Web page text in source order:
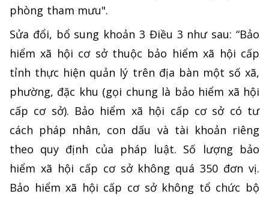
phòng tham mưu".
Sửa đổi, bổ sung khoản 3 Điều 3 như sau: “Bảo
hiểm xã hội cơ sở thuộc bảo hiểm xã hội cấp
tỉnh thực hiện quản lý trên địa bàn một số xã,
phường, đặc khu (gọi chung là bảo hiểm xã hội
cấp cơ sở). Bảo hiểm xã hội cấp cơ sở có tư
cách pháp nhân, con dấu và tài khoản riêng
theo quy định của pháp luật. Số lượng bảo
hiểm xã hội cấp cơ sở không quá 350 đơn vị.
Bảo hiểm xã hội cấp cơ sở không tổ chức bộ